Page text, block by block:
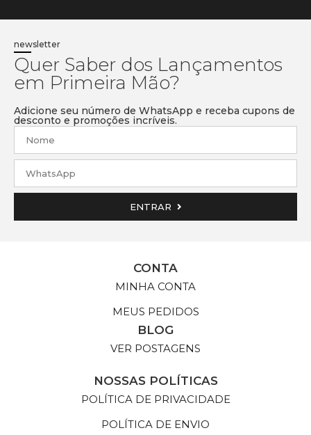
newsletter
Quer Saber dos Lançamentos
em Primeira Mão?
Adicione seu número de WhatsApp e receba cupons de
desconto e promoções incríveis.
ENTRAR
CONTA
MINHA CONTA
MEUS PEDIDOS
BLOG
VER POSTAGENS
NOSSAS POLÍTICAS
POLÍTICA DE PRIVACIDADE
POLÍTICA DE ENVIO